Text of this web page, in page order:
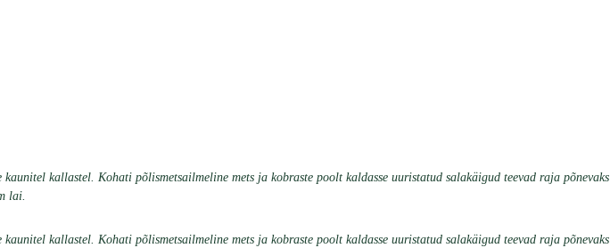
kallastel. Kohati põlismetsailmeline mets ja kobraste poolt kaldasse uuristatud salakäigud teevad raja põnevaks
lai.
kallastel. Kohati põlismetsailmeline mets ja kobraste poolt kaldasse uuristatud salakäigud teevad raja põnevaks